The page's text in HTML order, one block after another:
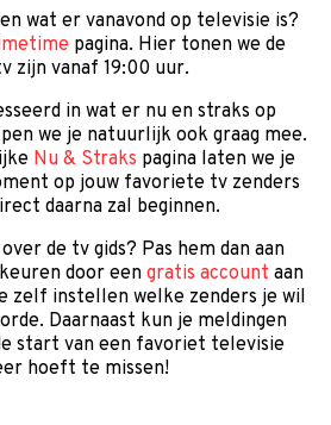
wat er vanavond op televisie is?
pagina. Hier tonen we de
zijn vanaf 19:00 uur.
in wat er nu en straks op
we je natuurlijk ook graag mee.
Nu & Straks pagina laten we je
op jouw favoriete tv zenders
daarna zal beginnen.
de tv gids? Pas hem dan aan
door een gratis account aan
zelf instellen welke zenders je wil
Daarnaast kun je meldingen
start van een favoriet televisie
hoeft te missen!